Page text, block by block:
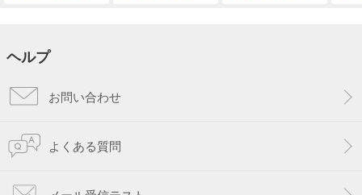
ヘルプ
お問い合わせ
よくある質問